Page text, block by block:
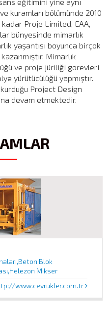
kuramları bölümünde 2010
kadar Proje Limited, EAA,
bünyesinde mimarlık
yaşantısı boyunca birçok
Mimarlık
ve proje jüriliği görevleri
yürütücülüğü yapmıştır.
kurduğu Project Design
devam etmektedir.
Blok
Mikser
www.cevrukler.com.tr